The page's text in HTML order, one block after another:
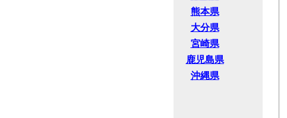
熊本県
大分県
宮崎県
鹿児島県
沖縄県